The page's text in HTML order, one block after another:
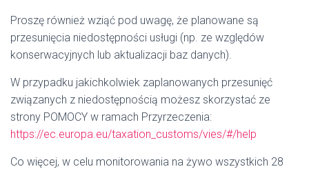
Proszę również wziąć pod uwagę, że planowane są
przesunięcia niedostępności usługi (np. ze względów
konserwacyjnych lub aktualizacji baz danych).
W przypadku jakichkolwiek zaplanowanych przesunięć
związanych z niedostępnością możesz skorzystać ze
strony POMOCY w ramach Przyrzeczenia:
https://ec.europa.eu/taxation_customs/vies/#/help
Co więcej, w celu monitorowania na żywo wszystkich 28